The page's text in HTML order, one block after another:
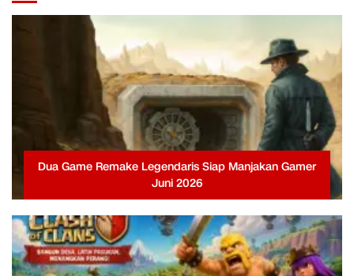
Dua Game Remake Legendaris Siap Manjakan Gamer
Juni 2026